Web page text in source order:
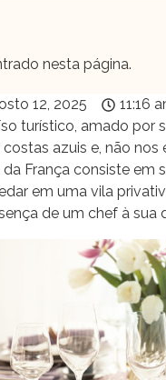
nesta página.
12, 2025
11:16
turístico, amado
azuis e, não
França consiste
em uma vila
de um chef à sua